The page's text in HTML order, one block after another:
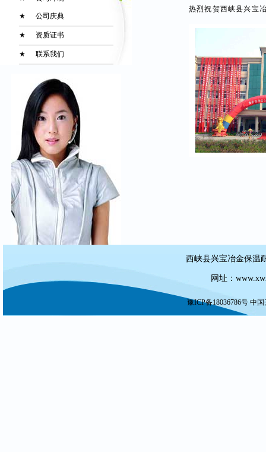
★ 公司庆典
★ 资质证书
★ 联系我们
热烈祝贺西峡县兴宝
西峡县兴宝冶金保
网址：
豫ICP备18036786号中国